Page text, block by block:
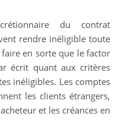
du contrat
rendre inéligible toute
en sorte que le factor
écrit quant aux critères
inéligibles. Les comptes
les clients étrangers,
et les créances en